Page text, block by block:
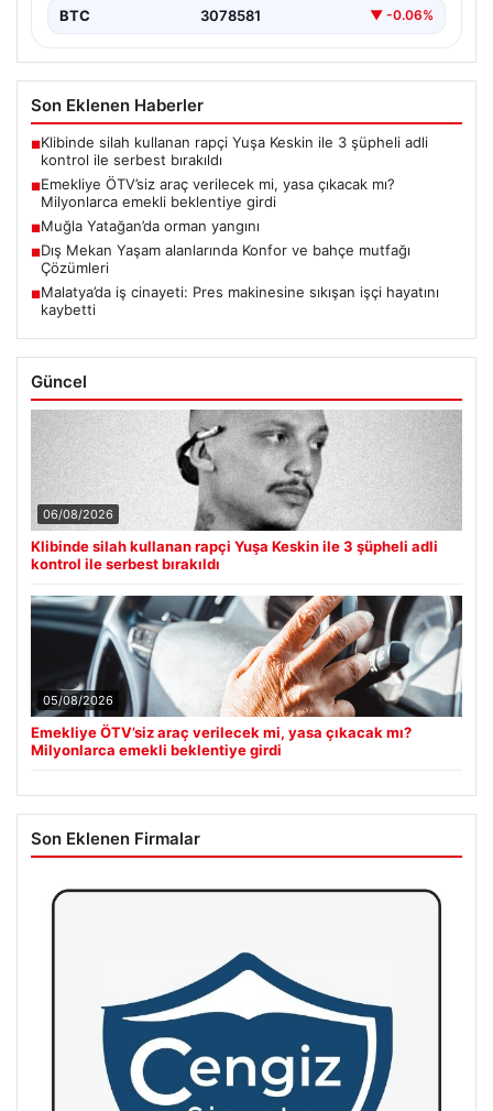
BTC 3078581 ▼ -0.06%
Son Eklenen Haberler
■Klibinde silah kullanan rapçi Yuşa Keskin ile 3 şüpheli adli
kontrol ile serbest bırakıldı
■Emekliye ÖTV’siz araç verilecek mi, yasa çıkacak mı?
Milyonlarca emekli beklentiye girdi
■Muğla Yatağan’da orman yangını
■Dış Mekan Yaşam alanlarında Konfor ve bahçe mutfağı
Çözümleri
■Malatya’da iş cinayeti: Pres makinesine sıkışan işçi hayatını
kaybetti
Güncel
06/08/2026
Klibinde silah kullanan rapçi Yuşa Keskin ile 3 şüpheli adli
kontrol ile serbest bırakıldı
05/08/2026
Emekliye ÖTV’siz araç verilecek mi, yasa çıkacak mı?
Milyonlarca emekli beklentiye girdi
Son Eklenen Firmalar